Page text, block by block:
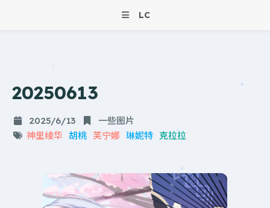
LC
20250613
2025/6/13
一些图片
神里绫华 胡桃 芙宁娜 琳妮特 克拉拉